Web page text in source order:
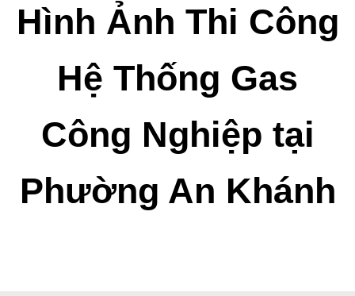
Hình Ảnh Thi Công
Hệ Thống Gas
Công Nghiệp tại
Phường An Khánh